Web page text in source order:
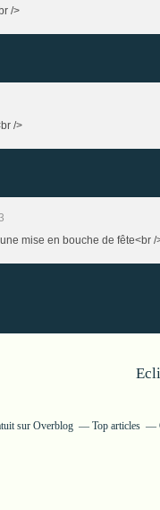
/>
/>
mise en bouche de fête<br /
sur Overblog Top articles